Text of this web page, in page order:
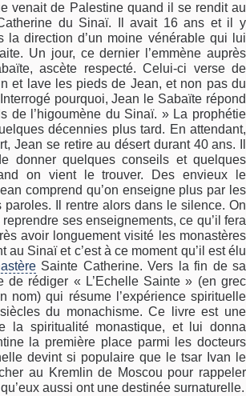
venait de Palestine quand il se rendit au
du Sinaï. Il avait 16 ans et il y
la direction d’un moine vénérable qui lui
Un jour, ce dernier l’emmène auprès
ascète respecté. Celui-ci verse de
et lave les pieds de Jean, et non pas du
pourquoi, Jean le Sabaïte répond
de l’higoumène du Sinaï. » La prophétie
décennies plus tard. En attendant,
Jean se retire au désert durant 40 ans. Il
donner quelques conseils et quelques
on vient le trouver. Des envieux le
comprend qu’on enseigne plus par les
paroles. Il rentre alors dans le silence. On
ses enseignements, ce qu’il fera
avoir longuement visité les monastères
au Sinaï et c’est à ce moment qu’il est élu
Sainte Catherine. Vers la fin de sa
de rédiger « L’Echelle Sainte » (en grec
nom) qui résume l’expérience spirituelle
du monachisme. Ce livre est une
la spiritualité monastique, et lui donna
la première place parmi les docteurs
devint si populaire que le tsar Ivan le
au Kremlin de Moscou pour rappeler
aussi ont une destinée surnaturelle.